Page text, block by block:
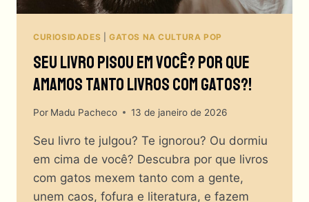
CURIOSIDADES GATOS NA CULTURA POP
Seu Livro Pisou Em Você? Por Que
Amamos TANTO Livros Com Gatos?!
Por Madu Pacheco 13 de janeiro de 2026
Seu livro te julgou? Te ignorou? Ou dormiu
em cima de você? Descubra por que livros
com gatos mexem tanto com a gente,
unem caos, fofura e literatura, e fazem